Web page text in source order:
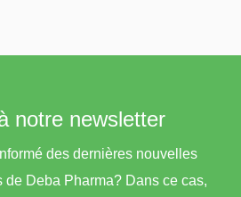
notre newsletter
des dernières nouvelles
de Deba Pharma? Dans ce cas,